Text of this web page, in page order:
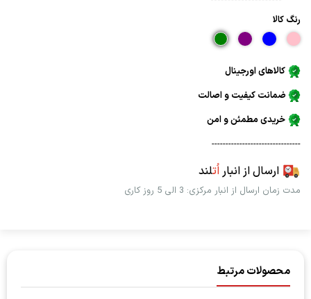
رنگ كالا
کالاهای اورجینال
ضمانت کیفیت و اصالت
خریدی مطمئن و امن
--------------------------------
ارسال از انباراُتلند
مدت زمان ارسال از انبار مرکزی: 3 الی 5 روز کاری
محصولات مرتبط